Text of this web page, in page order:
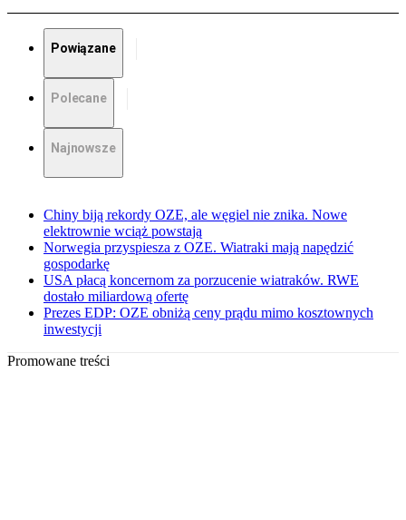
Powiązane
Polecane
Najnowsze
Chiny biją rekordy OZE, ale węgiel nie znika. Nowe
elektrownie wciąż powstają
Norwegia przyspiesza z OZE. Wiatraki mają napędzić
gospodarkę
USA płacą koncernom za porzucenie wiatraków. RWE
dostało miliardową ofertę
Prezes EDP: OZE obniżą ceny prądu mimo kosztownych
inwestycji
Promowane treści